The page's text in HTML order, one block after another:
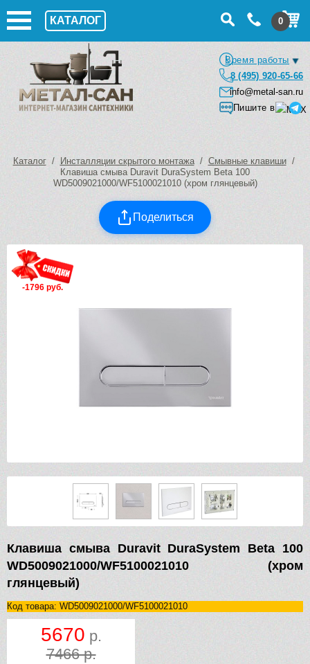
КАТАЛОГ 0
Время работы
8 (495) 920-65-66
info@metal-san.ru
Пишите в
Каталог/ Инсталляции скрытого монтажа/ Смывные клавиши/
Клавиша смыва Duravit DuraSystem Beta 100
WD5009021000/WF5100021010 (хром глянцевый)
Поделиться
-1796 руб.
Клавиша смыва Duravit DuraSystem Beta 100
WD5009021000/WF5100021010 (хром
глянцевый)
Код товара: WD5009021000/WF5100021010
5670 р.
7466 р.